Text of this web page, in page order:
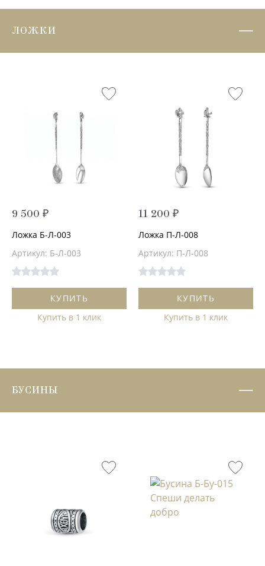
ЛОЖКИ
9 500 ₽
Ложка Б-Л-003
Артикул: Б-Л-003
КУПИТЬ
Купить в 1 клик
11 200 ₽
Ложка П-Л-008
Артикул: П-Л-008
КУПИТЬ
Купить в 1 клик
БУСИНЫ